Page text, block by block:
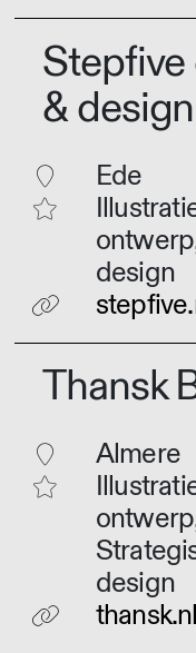
&
Ede
design
Thansk
Almere
design
thansk.nl